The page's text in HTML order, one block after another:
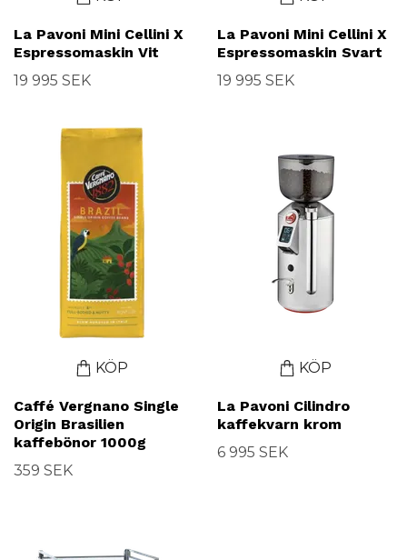
La Pavoni Mini Cellini X
Espressomaskin Vit
19 995 SEK
La Pavoni Mini Cellini X
Espressomaskin Svart
19 995 SEK
KÖP
Caffé Vergnano Single
Origin Brasilien
kaffebönor 1000g
359 SEK
KÖP
La Pavoni Cilindro
kaffekvarn krom
6 995 SEK